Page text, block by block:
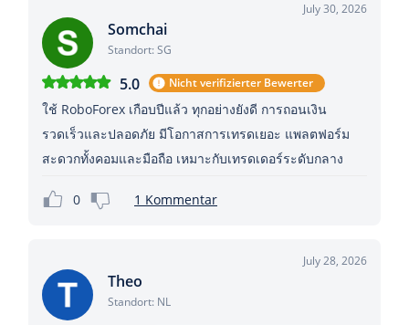
July 30, 2026
Somchai
Standort: SG
5.0 Nicht verifizierter Bewerter
ใช้ RoboForex เกือบปีแล้ว ทุกอย่างยังดี การถอนเงิน
รวดเร็วและปลอดภัย มีโอกาสการเทรดเยอะ แพลตฟอร์ม
สะดวกทั้งคอมและมือถือ เหมาะกับเทรดเดอร์ระดับกลาง
0 1 Kommentar
July 28, 2026
Theo
Standort: NL